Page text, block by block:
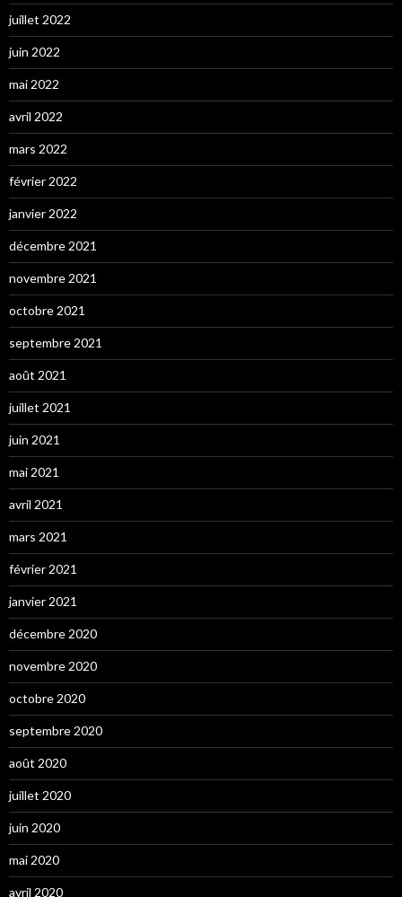
juillet 2022
juin 2022
mai 2022
avril 2022
mars 2022
février 2022
janvier 2022
décembre 2021
novembre 2021
octobre 2021
septembre 2021
août 2021
juillet 2021
juin 2021
mai 2021
avril 2021
mars 2021
février 2021
janvier 2021
décembre 2020
novembre 2020
octobre 2020
septembre 2020
août 2020
juillet 2020
juin 2020
mai 2020
avril 2020